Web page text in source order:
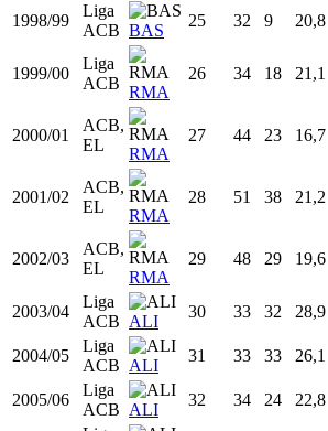
1994/95
Liga
ACB CBZ
21 25 1 8,7
1995/96
Liga
ACB CBZ
22 38 26 22,1
ACB BAS
Liga
BAS
1998/99
Liga
ACB
BAS
25 32 9 20,8
1999/00
Liga
ACB
RMA
26 34 18 21,1
2000/01
ACB,
EL
RMA
27 44 23 16,7
ACB,
EL
RMA